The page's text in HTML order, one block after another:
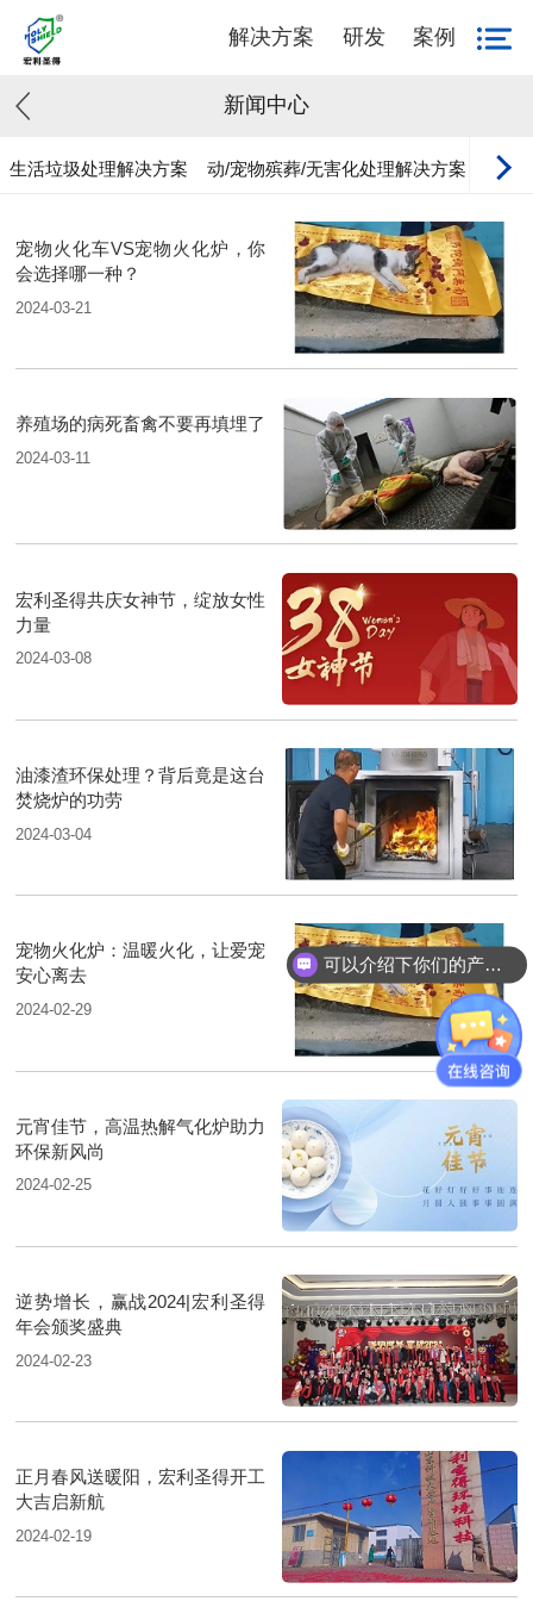
解决方案 研发 案例
新闻中心
生活垃圾处理解决方案 动/宠物殡葬/无害化处理解决方案 工业
宠物火化车VS宠物火化炉，你
会选择哪一种？
2024-03-21
养殖场的病死畜禽不要再填埋了
2024-03-11
宏利圣得共庆女神节，绽放女性
力量
2024-03-08
油漆渣环保处理？背后竟是这台
焚烧炉的功劳
2024-03-04
宠物火化炉：温暖火化，让爱宠
安心离去
2024-02-29
元宵佳节，高温热解气化炉助力
环保新风尚
2024-02-25
逆势增长，赢战2024|宏利圣得
年会颁奖盛典
2024-02-23
正月春风送暖阳，宏利圣得开工
大吉启新航
2024-02-19
可以介绍下你们的产品么？